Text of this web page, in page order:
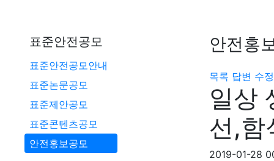
표준안전공모
표준안전공모안내
표준논문공모
표준제안공모
표준콘텐츠공모
안전홍보공모
안전홍
목록 답변 수정
일상
선,함
2019-01-28